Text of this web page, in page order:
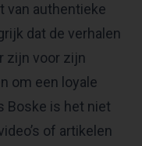
van authentieke
dat de verhalen
zijn voor zijn
om een loyale
Boske is het niet
of artikelen